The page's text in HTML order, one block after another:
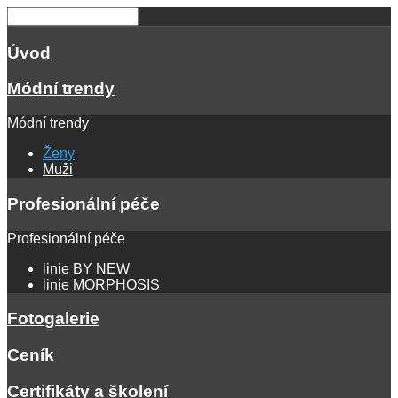
Úvod
Módní trendy
Módní trendy
Ženy
Muži
Profesionální péče
Profesionální péče
linie BY NEW
linie MORPHOSIS
Fotogalerie
Ceník
Certifikáty a školení